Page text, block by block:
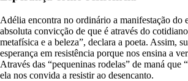
Adélia encontra no ordinário a manifestação do
absoluta convicção de que é através do
metafísica e a beleza”, declara a poeta. Assim,
esperança em resistência porque nos ensina a
Através das “pequeninas rodelas” de maná que
ela nos convida a resistir ao desencanto.